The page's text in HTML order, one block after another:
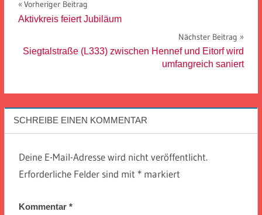
Beitragsnavigation
Vorheriger Beitrag
Aktivkreis feiert Jubiläum
Nächster Beitrag
Siegtalstraße (L333) zwischen Hennef und Eitorf wird
umfangreich saniert
SCHREIBE EINEN KOMMENTAR
Deine E-Mail-Adresse wird nicht veröffentlicht.
Erforderliche Felder sind mit *markiert
Kommentar *